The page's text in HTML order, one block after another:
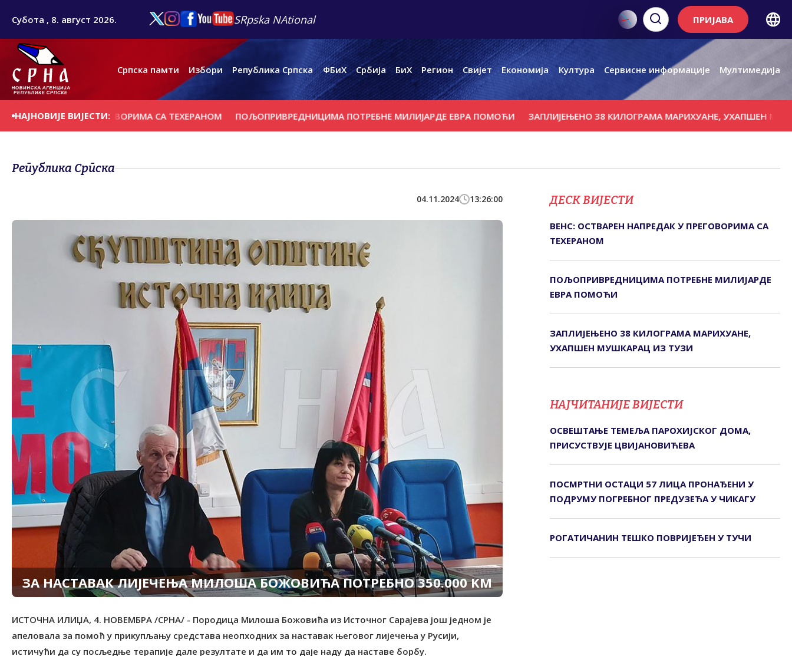
Субота , 8. август 2026. SRpska NAtional ПРИЈАВА
Српска памти Избори Република Српска ФБиХ Србија БиХ Регион Свијет Економија Култура Сервисне информације Мултимедија
НАЈНОВИЈЕ ВИЈЕСТИ:
У ПРЕГОВОРИМА СА ТЕХЕРАНОМ ПОЉОПРИВРЕДНИЦИМА ПОТРЕБНЕ МИЛИЈАРДЕ ЕВРА ПОМОЋИ ЗАПЛИЈЕЊЕНО 38 КИЛОГРАМА МАРИХУАНЕ, УХАПШЕН МУШКАРАЦ
Република Српска
04.11.2024 13:26:00
ЗА НАСТАВАК ЛИЈЕЧЕЊА МИЛОША БОЖОВИЋА ПОТРЕБНО 350.000 KM
ИСТОЧНА ИЛИЏА, 4. НОВЕМБРА /СРНА/ - Породица Милоша Божовића из Источног Сарајева још једном је
апеловала за помоћ у прикупљању средстава неопходних за наставак његовог лијечења у Русији,
истичући да су посљедње терапије дале резултате и да им то даје наду да наставе борбу.
ДЕСК ВИЈЕСТИ
ВЕНС: ОСТВАРЕН НАПРЕДАК У ПРЕГОВОРИМА СА
ТЕХЕРАНОМ
ПОЉОПРИВРЕДНИЦИМА ПОТРЕБНЕ МИЛИЈАРДЕ
ЕВРА ПОМОЋИ
ЗАПЛИЈЕЊЕНО 38 КИЛОГРАМА МАРИХУАНЕ,
УХАПШЕН МУШКАРАЦ ИЗ ТУЗИ
НАЈЧИТАНИЈЕ ВИЈЕСТИ
ОСВЕШТАЊЕ ТЕМЕЉА ПАРОХИЈСКОГ ДОМА,
ПРИСУСТВУЈЕ ЦВИЈАНОВИЋЕВА
ПОСМРТНИ ОСТАЦИ 57 ЛИЦА ПРОНАЂЕНИ У
ПОДРУМУ ПОГРЕБНОГ ПРЕДУЗЕЋА У ЧИКАГУ
РОГАТИЧАНИН ТЕШКО ПОВРИЈЕЂЕН У ТУЧИ